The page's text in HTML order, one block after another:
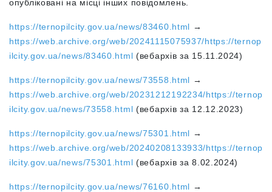
опубліковані на місці інших повідомлень.
https://ternopilcity.gov.ua/news/83460.html →
https://web.archive.org/web/20241115075937/https://ternop
ilcity.gov.ua/news/83460.html (вебархів за 15.11.2024)
https://ternopilcity.gov.ua/news/73558.html →
https://web.archive.org/web/20231212192234/https://ternop
ilcity.gov.ua/news/73558.html (вебархів за 12.12.2023)
https://ternopilcity.gov.ua/news/75301.html →
https://web.archive.org/web/20240208133933/https://ternop
ilcity.gov.ua/news/75301.html (вебархів за 8.02.2024)
https://ternopilcity.gov.ua/news/76160.html →